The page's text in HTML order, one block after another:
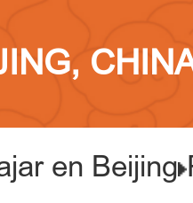
en Beijing